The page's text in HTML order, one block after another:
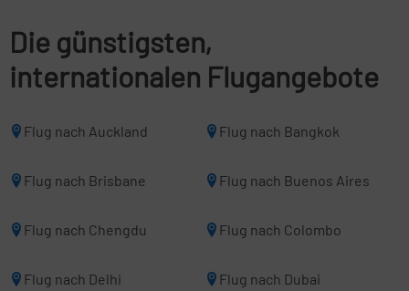
Die günstigsten,
internationalen Flugangebote
Flug nach Auckland Flug nach Bangkok
Flug nach Brisbane Flug nach Buenos Aires
Flug nach Chengdu Flug nach Colombo
Flug nach Delhi Flug nach Dubai